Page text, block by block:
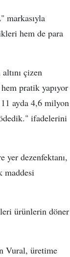
markasıyla
hem de para
çizen
pratik yapıyor
ayda 4,6 milyon
ifadelerini
dezenfektanı,
maddesi
ürünlerin döner
Vural, üretime